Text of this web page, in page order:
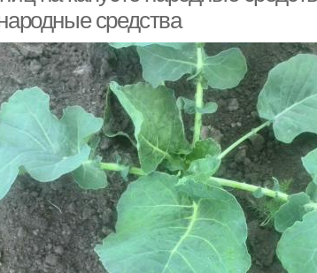
средства